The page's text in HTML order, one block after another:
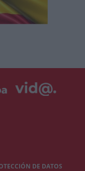
DE DATOS